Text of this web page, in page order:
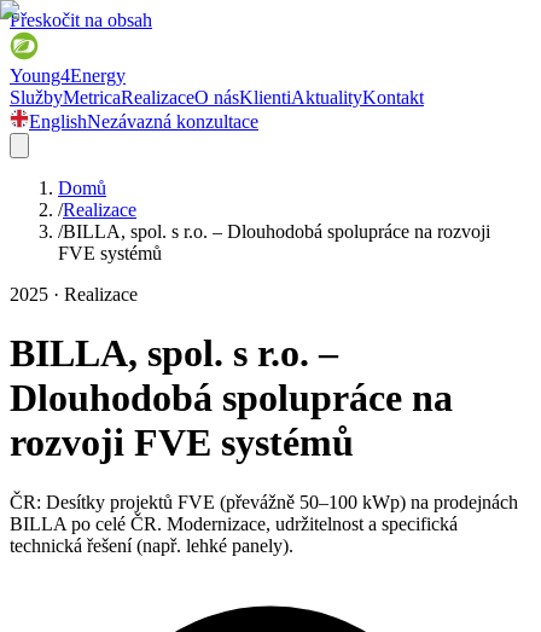
Přeskočit na obsah
Young4Energy
SlužbyMetricaRealizaceO násKlientiAktualityKontakt
EnglishNezávazná konzultace
Domů
/Realizace
/BILLA, spol. s r.o. – Dlouhodobá spolupráce na rozvoji
FVE systémů
2025 · Realizace
BILLA, spol. s r.o. –
Dlouhodobá spolupráce na
rozvoji FVE systémů
ČR: Desítky projektů FVE (převážně 50–100 kWp) na prodejnách
BILLA po celé ČR. Modernizace, udržitelnost a specifická
technická řešení (např. lehké panely).